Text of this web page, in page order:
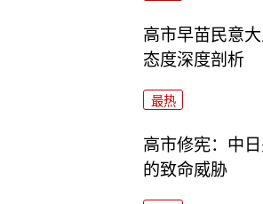
高市早苗民意
态度深度剖析
最热
高市修宪：中
的致命威胁